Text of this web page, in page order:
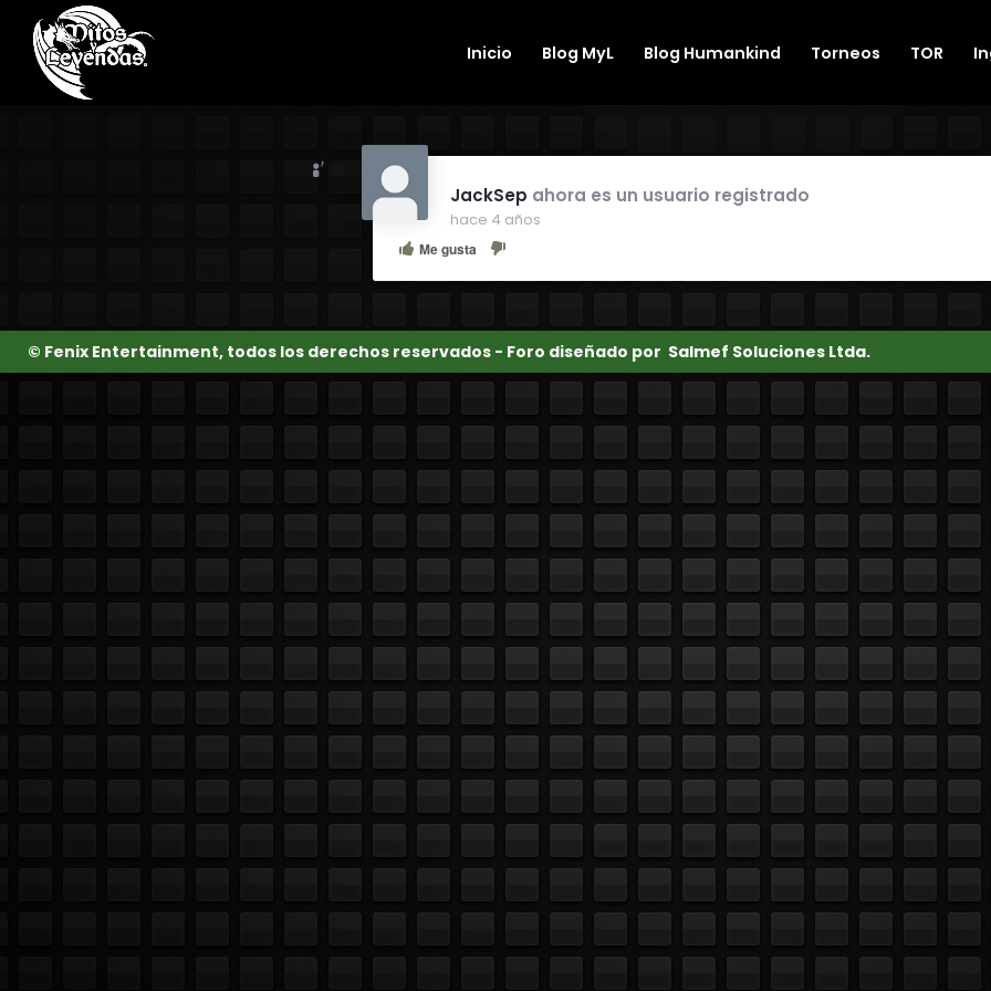
Skip to main content
Foro Oficial JES
Inicio Blog MyL Blog Humankind Torneos TOR
JackSep ahora es un usuario registrado
hace 4 años
Me gusta
© Fenix Entertainment, todos los derechos reservados - Foro diseñado por Salmef Soluciones Ltda.